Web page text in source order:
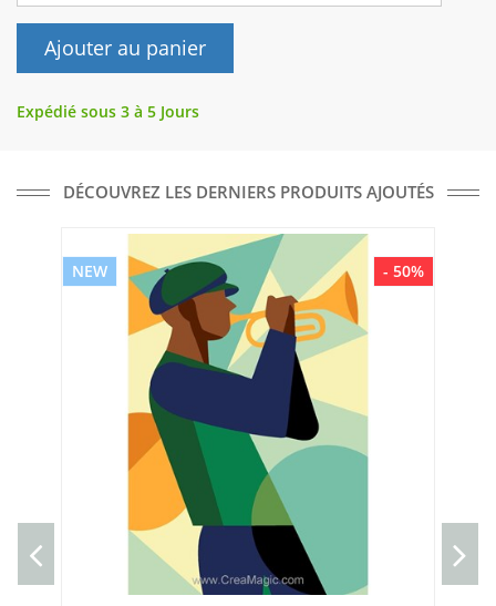
Ajouter au panier
Expédié sous 3 à 5 Jours
DÉCOUVREZ LES DERNIERS PRODUITS AJOUTÉS
- 50%
NEW